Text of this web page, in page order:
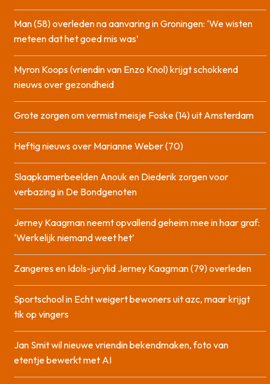
Man (58) overleden na aanvaring in Groningen: ‘We wisten
meteen dat het goed mis was’
Myron Koops (vriendin van Enzo Knol) krijgt schokkend
nieuws over gezondheid
Grote zorgen om vermist meisje Foske (14) uit Amsterdam
Heftig nieuws over Marianne Weber (70)
Slaapkamerbeelden Anouk en Diederik zorgen voor
verbazing in De Bondgenoten
Jerney Kaagman neemt opvallend geheim mee in haar graf:
‘Werkelijk niemand weet het’
Zangeres en Idols-jurylid Jerney Kaagman (79) overleden
Sportschool in Echt weigert bewoners uit azc, maar krijgt
tik op vingers
Jan Smit wil nieuwe vriendin bekendmaken, foto van
etentje bewerkt met AI